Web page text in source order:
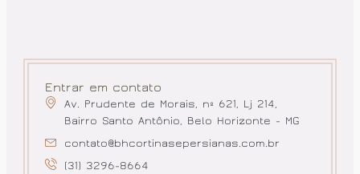
Entrar em contato
Av. Prudente de Morais, nº 621, Lj 214,
Bairro Santo Antônio, Belo Horizonte - MG
contato@bhcortinasepersianas.com.br
(31) 3296-8664